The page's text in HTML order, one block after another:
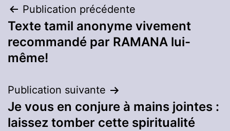
Navigation
de
l’article
Publication précédente
Texte tamil anonyme vivement
recommandé par RAMANA lui-
même!
Publication suivante
Je vous en conjure à mains jointes :
laissez tomber cette spiritualité